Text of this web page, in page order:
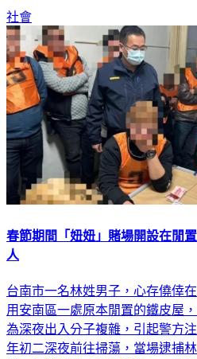
社會
春節期間「妞妞」賭場開設在閒
人
台南市一名林姓男子，心存僥倖
用安南區一處原本閒置的鐵皮屋
為深夜出入分子複雜，引起警方
年初二深夜前往掃蕩，當場逮捕